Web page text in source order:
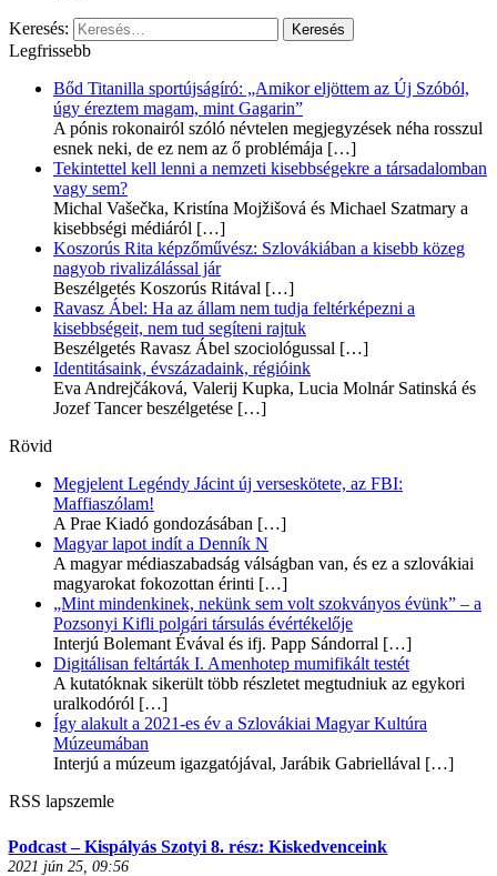
Keresés:
Legfrissebb
Bőd Titanilla sportújságíró: „Amikor eljöttem az Új Szóból,
úgy éreztem magam, mint Gagarin”
A pónis rokonairól szóló névtelen megjegyzések néha rosszul
esnek neki, de ez nem az ő problémája […]
Tekintettel kell lenni a nemzeti kisebbségekre a társadalomban
vagy sem?
Michal Vašečka, Kristína Mojžišová és Michael Szatmary a
kisebbségi médiáról […]
Koszorús Rita képzőművész: Szlovákiában a kisebb közeg
nagyob rivalizálással jár
Beszélgetés Koszorús Ritával […]
Ravasz Ábel: Ha az állam nem tudja feltérképezni a
kisebbségeit, nem tud segíteni rajtuk
Beszélgetés Ravasz Ábel szociológussal […]
Identitásaink, évszázadaink, régióink
Eva Andrejčáková, Valerij Kupka, Lucia Molnár Satinská és
Jozef Tancer beszélgetése […]
Rövid
Megjelent Legéndy Jácint új verseskötete, az FBI:
Maffiaszólam!
A Prae Kiadó gondozásában […]
Magyar lapot indít a Denník N
A magyar médiaszabadság válságban van, és ez a szlovákiai
magyarokat fokozottan érinti […]
„Mint mindenkinek, nekünk sem volt szokványos évünk” – a
Pozsonyi Kifli polgári társulás évértékelője
Interjú Bolemant Évával és ifj. Papp Sándorral […]
Digitálisan feltárták I. Amenhotep mumifikált testét
A kutatóknak sikerült több részletet megtudniuk az egykori
uralkodóról […]
Így alakult a 2021-es év a Szlovákiai Magyar Kultúra
Múzeumában
Interjú a múzeum igazgatójával, Jarábik Gabriellával […]
RSS lapszemle
Podcast – Kispályás Szotyi 8. rész: Kiskedvenceink
2021 jún 25, 09:56